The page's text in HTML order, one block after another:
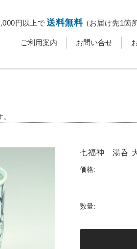
円以上で送料無料（お届け先1箇
ご利用案内 お問い合せ
七福神 湯呑
価格:
数量: